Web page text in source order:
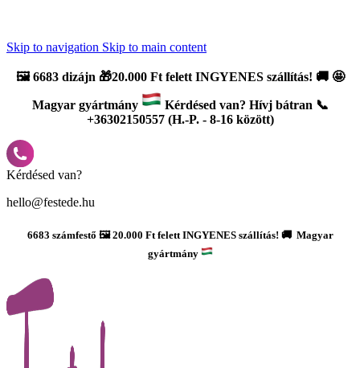
Skip to navigation Skip to main content
🖼️6683 dizájn 🎁20.000 Ft felett INGYENES szállítás! 🚚 🤩
Magyar gyártmány
Kérdésed van? Hívj bátran 📞
+36302150557 (H.-P. - 8-16 között)
Kérdésed van?
hello@festede.hu
6683 számfestő 🖼️ 20.000 Ft felett INGYENES szállítás! 🚚 Magyar
gyártmány